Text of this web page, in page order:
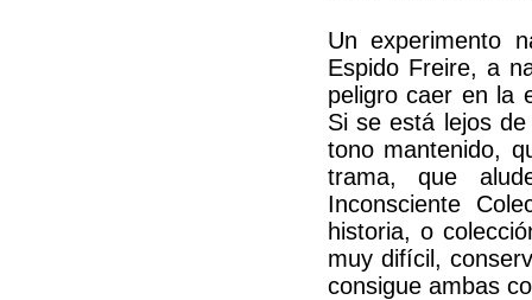
Un experimento
Espido Freire, a
peligro caer en la
Si se está lejos
tono mantenido,
trama, que
Inconsciente
historia, o
muy difícil,
consigue ambas